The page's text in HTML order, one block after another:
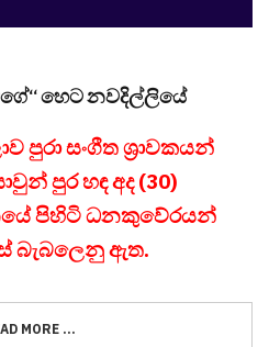
හෙට නවදිල්ලියේ
සංගීත ශ්‍රාවකයන්
පුර හඳ අද (30)
පිහිටි ධනකුවේරයන්
බැබලෙනු ඇත.
MORE ...